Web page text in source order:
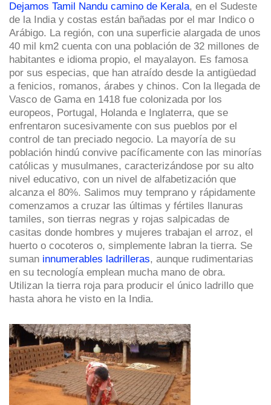
Dejamos Tamil Nandu camino de Kerala, en el Sudeste
de la India y costas están bañadas por el mar Indico o
Arábigo. La región, con una superficie alargada de unos
40 mil km2 cuenta con una población de 32 millones de
habitantes e idioma propio, el mayalayon. Es famosa
por sus especias, que han atraído desde la antigüedad
a fenicios, romanos, árabes y chinos. Con la llegada de
Vasco de Gama en 1418 fue colonizada por los
europeos, Portugal, Holanda e Inglaterra, que se
enfrentaron sucesivamente con sus pueblos por el
control de tan preciado negocio. La mayoría de su
población hindú convive pacíficamente con las minorías
católicas y musulmanes, caracterizándose por su alto
nivel educativo, con un nivel de alfabetización que
alcanza el 80%. Salimos muy temprano y rápidamente
comenzamos a cruzar las últimas y fértiles llanuras
tamiles, son tierras negras y rojas salpicadas de
casitas donde hombres y mujeres trabajan el arroz, el
huerto o cocoteros o, simplemente labran la tierra. Se
suman innumerables ladrilleras, aunque rudimentarias
en su tecnología emplean mucha mano de obra.
Utilizan la tierra roja para producir el único ladrillo que
hasta ahora he visto en la India.